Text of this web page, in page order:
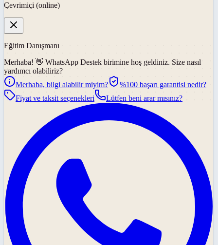
Çevrimiçi (online)
Eğitim Danışmanı
Merhaba! 👋 WhatsApp Destek birimine hoş geldiniz. Size nasıl
yardımcı olabiliriz?
Merhaba, bilgi alabilir miyim?
%100 başarı garantisi nedir?
Fiyat ve taksit seçenekleri
Lütfen beni arar mısınız?